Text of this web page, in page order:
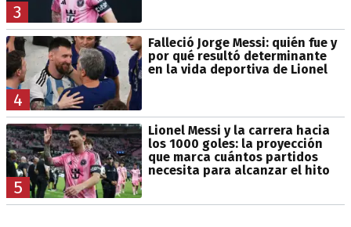
3
4
Falleció Jorge Messi: quién fue y
por qué resultó determinante
en la vida deportiva de Lionel
5
Lionel Messi y la carrera hacia
los 1000 goles: la proyección
que marca cuántos partidos
necesita para alcanzar el hito